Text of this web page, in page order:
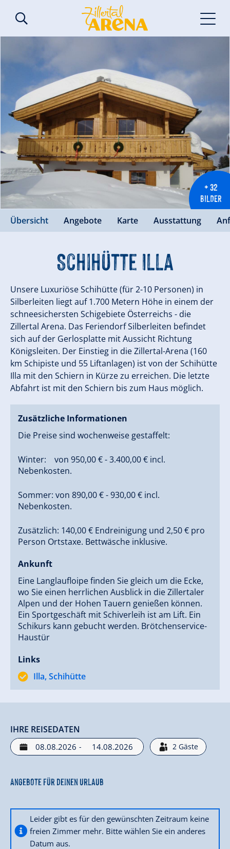
+ 32
BILDER
Übersicht Angebote Karte Ausstattung
Schihütte Illa
Unsere Luxuriöse Schihütte (für 2-10 Personen) in
Silberleiten liegt auf 1.700 Metern Höhe in einem der
schneesichersten Schigebiete Österreichs - die
Zillertal Arena. Das Feriendorf Silberleiten befindet
sich auf der Gerlosplatte mit Aussicht Richtung
Königsleiten. Der Einstieg in die Zillertal-Arena (160
km Schipiste und 55 Liftanlagen) ist von der Schihütte
Illa mit den Schiern in Kürze zu erreichen. Die letzte
Abfahrt ist mit den Schiern bis zum Haus möglich.
Zusätzliche Informationen
Die Preise sind wochenweise gestaffelt:
Winter: von 950,00 € - 3.400,00 € incl.
Nebenkosten.
Sommer: von 890,00 € - 930,00 € incl.
Nebenkosten.
Zusätzlich: 140,00 € Endreinigung und 2,50 € pro
Person Ortstaxe. Bettwäsche inklusive.
Ankunft
Eine Langlaufloipe finden Sie gleich um die Ecke,
wo Sie einen herrlichen Ausblick in die Zillertaler
Alpen und der Hohen Tauern genießen können.
Ein Sportgeschäft mit Schiverleih ist am Lift. Ein
Schikurs kann gebucht werden. Brötchenservice-
Haustür
Links
Illa, Schihütte
IHRE REISEDATEN
- 2 Gäste
Angebote für deinen Urlaub
Leider gibt es für den gewünschten Zeitraum keine
freien Zimmer mehr. Bitte wählen Sie ein anderes
Datum aus.